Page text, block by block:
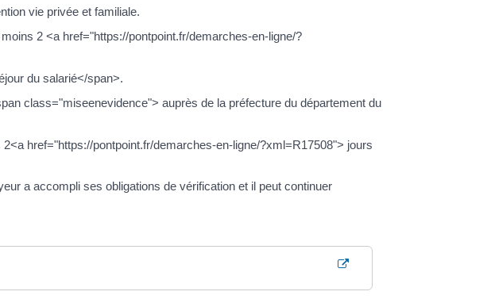
vie privée et familiale.
2 <a href="https://pontpoint.fr/demarches-en-ligne/?
du salarié</span>.
class="miseenevidence"> auprès de la préfecture du département du
href="https://pontpoint.fr/demarches-en-ligne/?xml=R17508"> jours
a accompli ses obligations de vérification et il peut continuer